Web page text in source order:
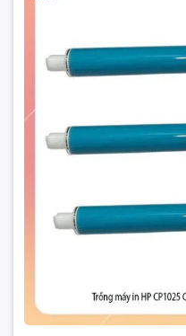
Hp Color Pro CP 1021
Hp Color Pro CP 1023
HP LaserJet Pro CP1025
Hp Color Pro CP 1028 nw
nhé
GỬI